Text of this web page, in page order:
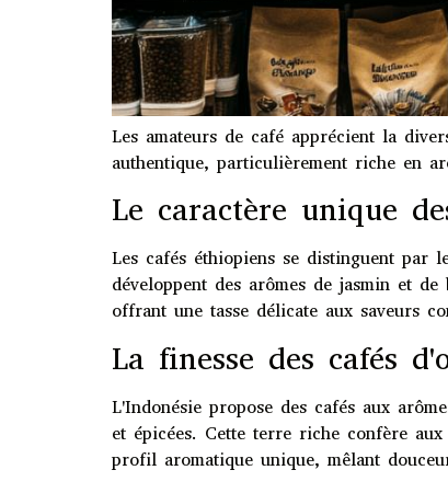
Les amateurs de café apprécient la
authentique, particulièrement riche en
Le caractère unique
Les cafés éthiopiens se distinguent par
développent des arômes de jasmin et
offrant une tasse délicate aux saveurs
La finesse des cafés
L'Indonésie propose des cafés aux
et épicées. Cette terre riche confère
profil aromatique unique, mêlant